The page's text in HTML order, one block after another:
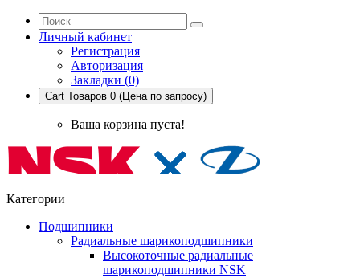
Личный кабинет
Регистрация
Авторизация
Закладки (0)
Cart Товаров 0 (Цена по запросу)
Ваша корзина пуста!
Категории
Подшипники
Радиальные шарикоподшипники
Высокоточные радиальные
шарикоподшипники NSK